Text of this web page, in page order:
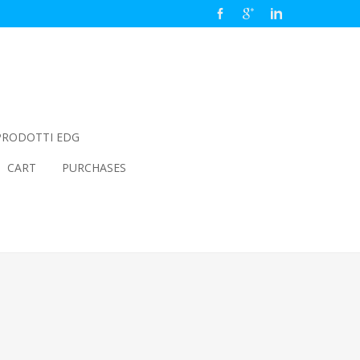
EDG
CART
PURCHASES